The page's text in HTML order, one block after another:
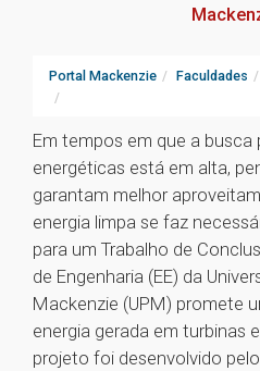
Portal Mackenzie Faculdades
Em tempos em que a busca
energéticas está em alta,
garantam melhor
energia limpa se faz
para um Trabalho de
de Engenharia (EE) da
Mackenzie (UPM) promete
energia gerada em turbinas
projeto foi desenvolvido